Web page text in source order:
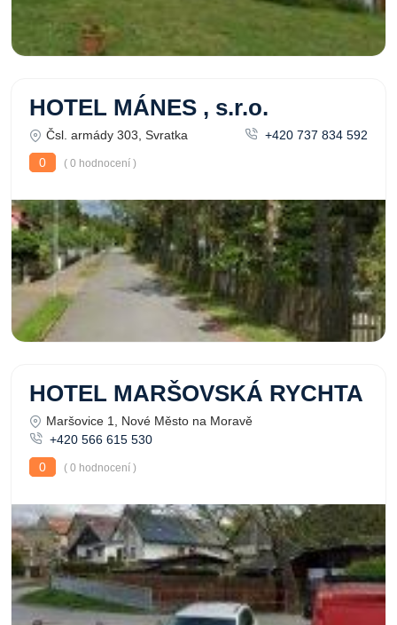
HOTEL MÁNES , s.r.o.
Čsl. armády 303, Svratka
+420 737 834 592
0
( 0 hodnocení )
HOTEL MARŠOVSKÁ RYCHTA
Maršovice 1, Nové Město na Moravě
+420 566 615 530
0
( 0 hodnocení )